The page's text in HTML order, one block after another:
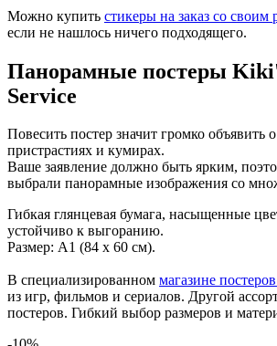
Можно купить стикеры на заказ со своим
если не нашлось ничего подходящего.
Панорамные постеры
Service
Повесить постер значит громко объявить
пристрастиях и кумирах.
Ваше заявление должно быть ярким,
выбрали панорамные изображения со
Гибкая глянцевая бумага, насыщенные
устойчиво к выгоранию.
Размер: А1 (84 х 60 см).
В специализированном магазине
из игр, фильмов и сериалов. Другой
постеров. Гибкий выбор размеров и